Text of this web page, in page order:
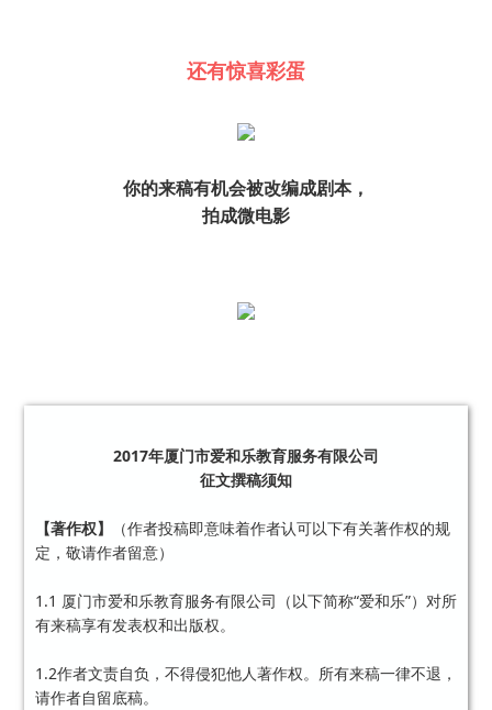
还有惊喜彩蛋
你的来稿有机会被改编成剧本，
拍成微电影
2017年厦门市爱和乐教育服务有限公司
征文撰稿须知
【著作权】
（作者投稿即意味着作者认可以下有关著作权的规
定，敬请作者留意）
1.1 厦门市爱和乐教育服务有限公司（以下简称“爱和乐”）对所
有来稿享有发表权和出版权。
1.2作者文责自负，不得侵犯他人著作权。所有来稿一律不退，
请作者自留底稿。